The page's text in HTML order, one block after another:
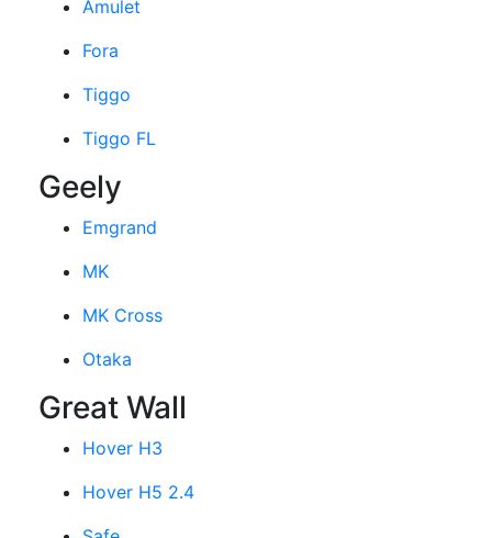
Amulet
Fora
Tiggo
Tiggo FL
Geely
Emgrand
MK
MK Cross
Otaka
Great Wall
Hover H3
Hover H5 2.4